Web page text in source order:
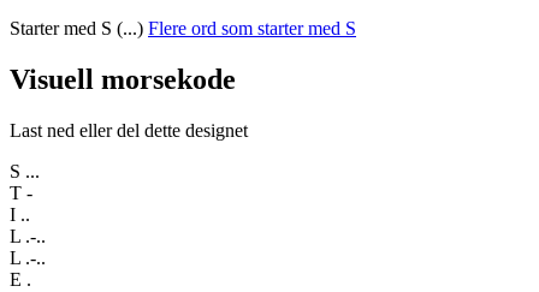
Starter med S (...) Flere ord som starter med S
Visuell morsekode
Last ned eller del dette designet
S ...
T -
I ..
L .-..
L .-..
E .